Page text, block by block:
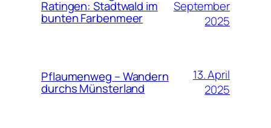
Ratingen: Stadtwald im
bunten Farbenmeer
September
2025
Pflaumenweg – Wandern
durchs Münsterland
13. April
2025